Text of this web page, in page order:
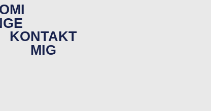
KONTAKT
MIG